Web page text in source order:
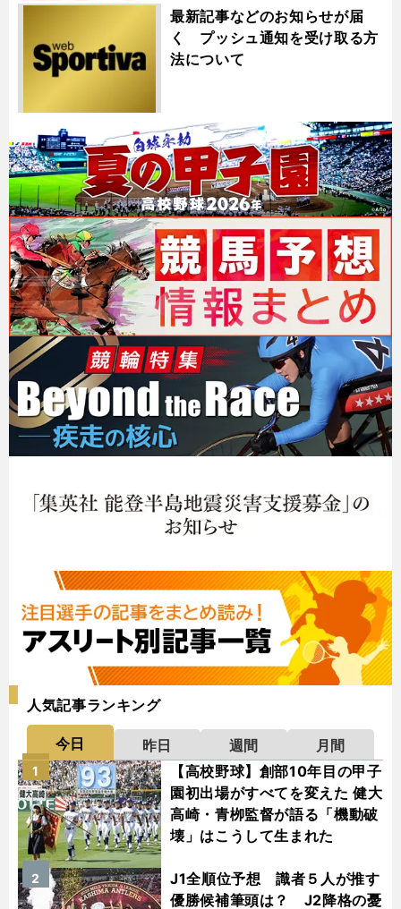
最新記事などのお知らせが届
く プッシュ通知を受け取る方
法について
人気記事ランキング
今日 昨日 週間
月間
【高校野球】創部10年目の甲子
園初出場がすべてを変えた 健大
高崎・青栁監督が語る「機動破
壊」はこうして生まれた
1
J1全順位予想 識者５人が推す
優勝候補筆頭は？ J2降格の憂
2